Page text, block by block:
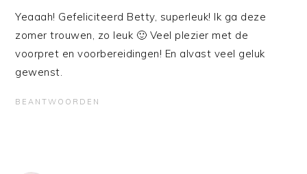
Yeaaah! Gefeliciteerd Betty, superleuk! Ik ga deze
zomer trouwen, zo leuk 🙂 Veel plezier met de
voorpret en voorbereidingen! En alvast veel geluk
gewenst.
BEANTWOORDEN